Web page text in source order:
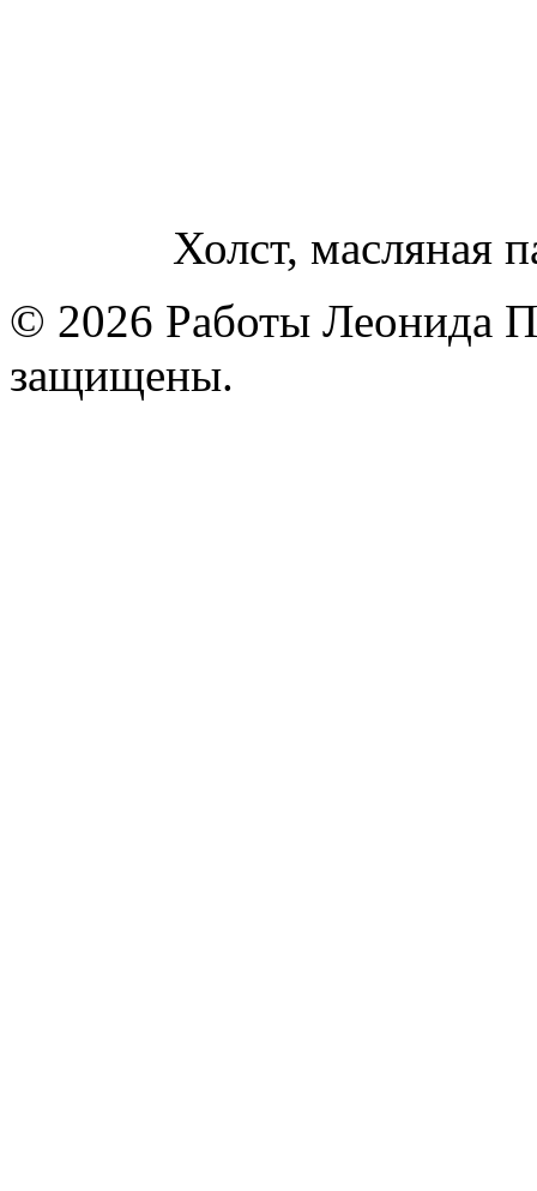
Холст, масляная
© 2026 Работы Леонида
защищены.